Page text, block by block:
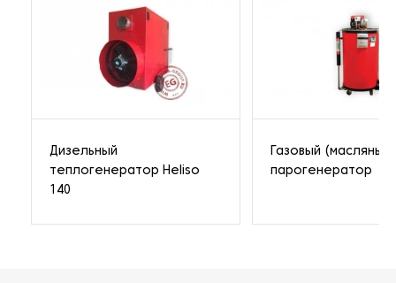
Дизельный
теплогенератор Heliso
140
Газовый (масляный)
парогенератор